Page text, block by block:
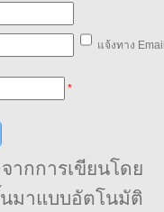
แจ้งทาง
*
กการเขียนโดย
แบบอัตโนมัติ